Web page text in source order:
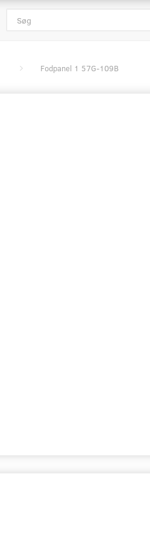
Fodpanel 1 57G-109B